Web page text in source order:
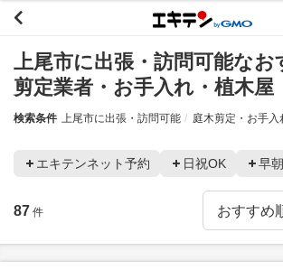
上尾市に出張・訪問可能なお
剪定業者・お手入れ・植木屋
検索条件 上尾市に出張・訪問可能 庭木剪定・お手入
エキテンネット予約 日祝OK 早
87 件